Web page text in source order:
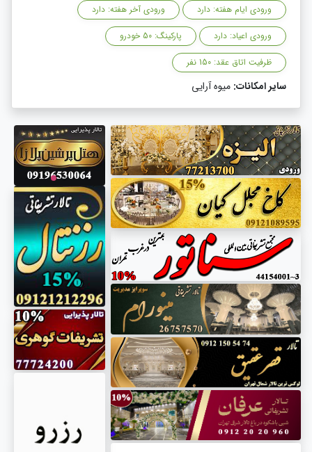
ورودی ایام هفته: دارد
ورودی آخر هفته: دارد
ورودی اعیاد: دارد
پارکینگ: 50 خودرو
ظرفیت اتاق عقد: 150 نفر
سایر امکانات: میوه آرایی